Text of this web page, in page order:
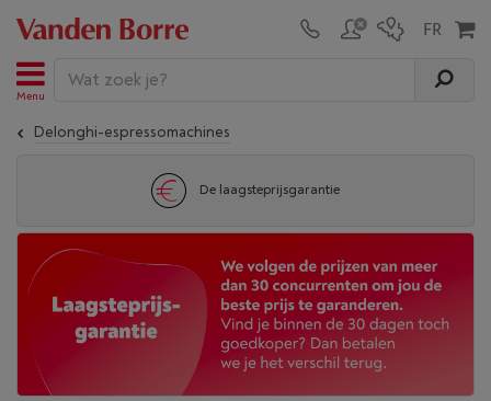
Menu
Delonghi-espressomachines
De laagsteprijsgarantie